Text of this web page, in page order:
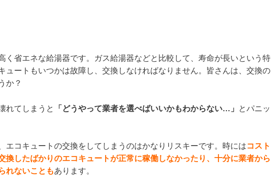
く省エネな給湯器です。ガス給湯器などと比較して、寿命が長いという特
ュートもいつかは故障し、交換しなければなりません。皆さんは、交換の
か？
れてしまうと 「どうやって業者を選べばいいかもわからない…」
とパニッ
エコキュートの交換をしてしまうのはかなりリスキーです。時にはコスト
換したばかりのエコキュートが正常に稼働しなかったり、十分に業者から
れないこともあります。